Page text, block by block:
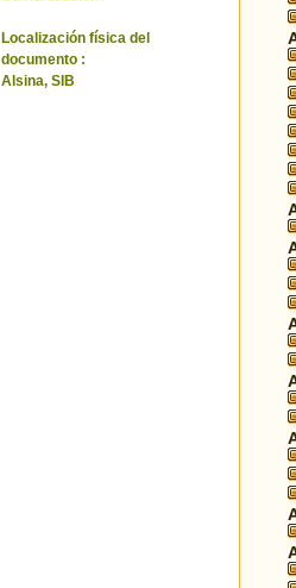
Localización física del
documento :
Alsina, SIB